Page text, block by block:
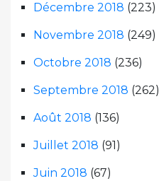
Décembre 2018 (223)
Novembre 2018 (249)
Octobre 2018 (236)
Septembre 2018 (262)
Août 2018 (136)
Juillet 2018 (91)
Juin 2018 (67)